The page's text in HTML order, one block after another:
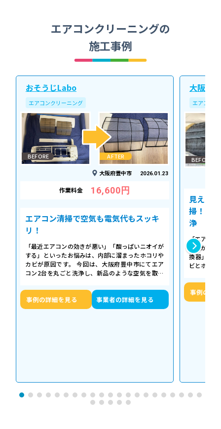
エアコンクリーニングの
施工事例
おそうじLabo
エアコンクリーニング
BEFORE AFTER
大阪府豊中市 2026.01.23
作業料金 16,600円
エアコン清掃で空気も電気代もスッキ
リ！
「最近エアコンの効きが悪い」「酸っぱいニオイが
する」といったお悩みは、内部に溜まったホコリや
カビが原因です。 今回は、大阪府豊中市にてエア
コン2台を丸ごと洗浄し、新品のような空気を取り
事例の詳細を見る 事業者の詳細を見る
大阪北
エアコン
BEFORE
見えな
掃！空
浄
「エアコ
た気がす
換器」の
ビとホコ
事例の詳